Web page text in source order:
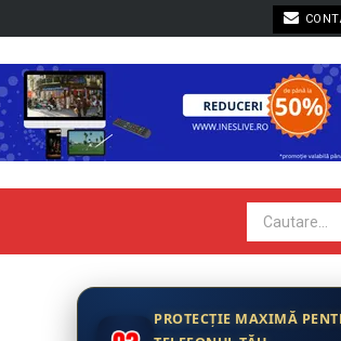
PROTECȚIE MAXIMĂ